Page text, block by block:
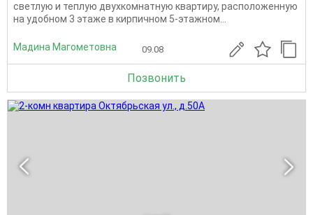
светлую и теплую двухкомнатную квартиру, расположенную
на удобном 3 этаже в кирпичном 5-этажном...
Мадина Магометовна 09.08
Позвонить